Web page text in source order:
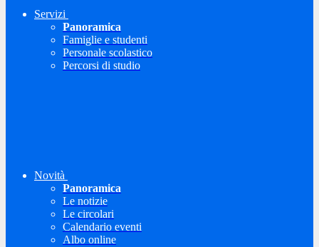
Servizi
Panoramica
Famiglie e studenti
Personale scolastico
Percorsi di studio
Novità
Panoramica
Le notizie
Le circolari
Calendario eventi
Albo online